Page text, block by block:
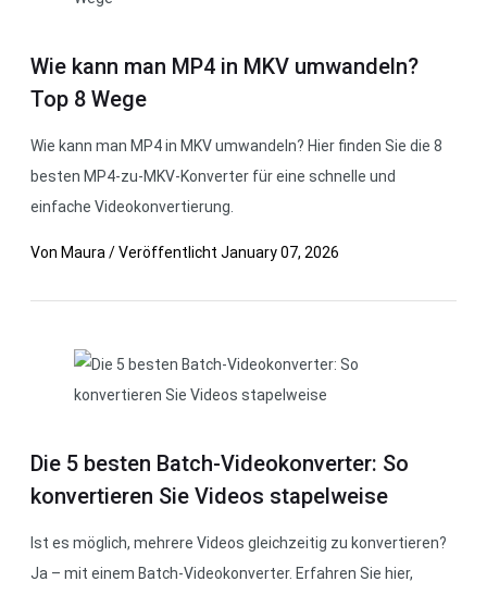
Wie kann man MP4 in MKV umwandeln?
Top 8 Wege
Wie kann man MP4 in MKV umwandeln? Hier finden Sie die 8
besten MP4-zu-MKV-Konverter für eine schnelle und
einfache Videokonvertierung.
Von Maura /Veröffentlicht January 07, 2026
Die 5 besten Batch-Videokonverter: So
konvertieren Sie Videos stapelweise
Ist es möglich, mehrere Videos gleichzeitig zu konvertieren?
Ja – mit einem Batch-Videokonverter. Erfahren Sie hier,